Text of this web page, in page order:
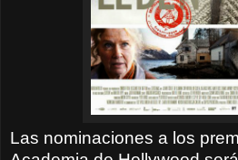
Las nominaciones a los